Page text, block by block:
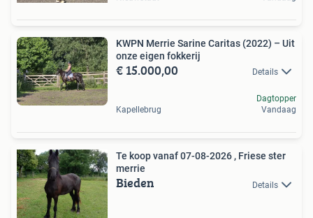
KWPN Merrie Sarine Caritas (2022) – Uit
onze eigen fokkerij
€ 15.000,00 Details
Kapellebrug
Dagtopper
Vandaag
Te koop vanaf 07-08-2026 , Friese ster
merrie
Bieden Details